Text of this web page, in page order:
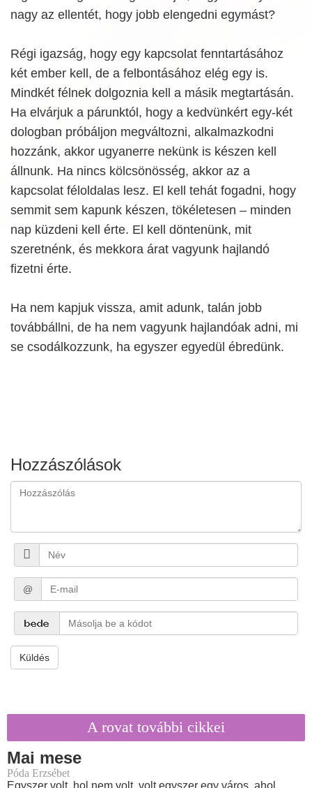
nagy az ellentét, hogy jobb elengedni egymást?
Régi igazság, hogy egy kapcsolat fenntartásához
két ember kell, de a felbontásához elég egy is.
Mindkét félnek dolgoznia kell a másik megtartásán.
Ha elvárjuk a párunktól, hogy a kedvünkért egy-két
dologban próbáljon megváltozni, alkalmazkodni
hozzánk, akkor ugyanerre nekünk is készen kell
állnunk. Ha nincs kölcsönösség, akkor az a
kapcsolat féloldalas lesz. El kell tehát fogadni, hogy
semmit sem kapunk készen, tökéletesen – minden
nap küzdeni kell érte. El kell döntenünk, mit
szeretnénk, és mekkora árat vagyunk hajlandó
fizetni érte.
Ha nem kapjuk vissza, amit adunk, talán jobb
továbbállni, de ha nem vagyunk hajlandóak adni, mi
se csodálkozzunk, ha egyszer egyedül ébredünk.
Hozzászólások
@
Küldés
A rovat további cikkei
Mai mese
Póda Erzsébet